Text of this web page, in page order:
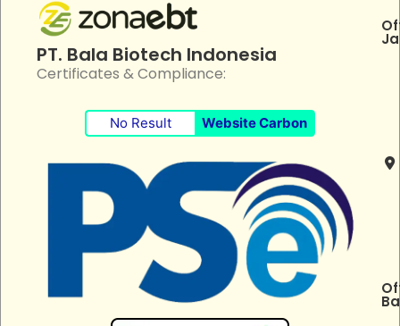
PT. Bala Biotech Indonesia
Certificates & Compliance:
No Result Website Carbon